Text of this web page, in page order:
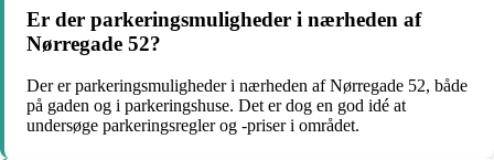
Er der parkeringsmuligheder i nærheden af
Nørregade 52?
Der er parkeringsmuligheder i nærheden af Nørregade 52, både
på gaden og i parkeringshuse. Det er dog en god idé at
undersøge parkeringsregler og -priser i området.